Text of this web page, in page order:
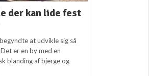
der kan lide fest
at udvikle sig så
er en by med en
blanding af bjerge og